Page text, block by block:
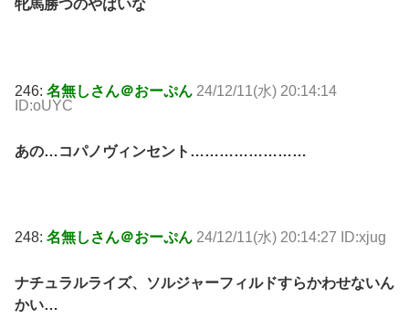
牝馬勝つのやばいな
246: 名無しさん＠おーぷん 24/12/11(水) 20:14:14
ID:oUYC
あの…コパノヴィンセント……………………
248: 名無しさん＠おーぷん 24/12/11(水) 20:14:27 ID:xjug
ナチュラルライズ、ソルジャーフィルドすらかわせないん
かい…